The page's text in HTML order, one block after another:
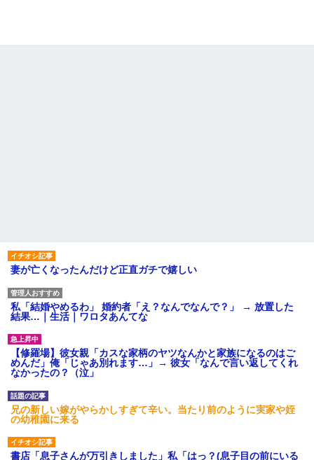
妻が亡くなったんだけど正直ガチで嬉しい
私「結婚やめるわ」 婚約者「え？なんでなんで？」 → 放置した
結果…｜生活｜ワロタあんてな
【修羅場】彼女親「カスな家柄のヤツなんかと家族になるのはご
めんだ」俺「じゃあ別れます…」→ 彼女「なんで言い返してくれ
なかったの？（泣」
兄の新しい嫁がやらかしすぎて辛い。当たり前のように実家や姪
の幼稚園に来る
書店「息子さんが万引きしました」私「はっ？(息子目の前にいる